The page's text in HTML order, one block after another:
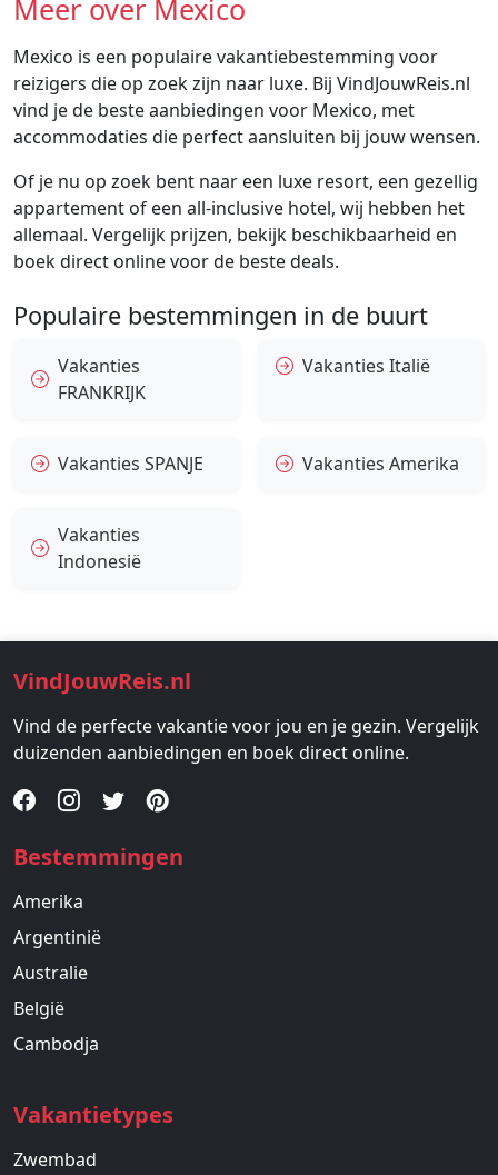
Meer over Mexico
Mexico is een populaire vakantiebestemming voor
reizigers die op zoek zijn naar luxe. Bij VindJouwReis.nl
vind je de beste aanbiedingen voor Mexico, met
accommodaties die perfect aansluiten bij jouw wensen.
Of je nu op zoek bent naar een luxe resort, een gezellig
appartement of een all-inclusive hotel, wij hebben het
allemaal. Vergelijk prijzen, bekijk beschikbaarheid en
boek direct online voor de beste deals.
Populaire bestemmingen in de buurt
Vakanties
FRANKRIJK
Vakanties Italië
Vakanties SPANJE Vakanties Amerika
Vakanties
Indonesië
VindJouwReis.nl
Vind de perfecte vakantie voor jou en je gezin. Vergelijk
duizenden aanbiedingen en boek direct online.
Bestemmingen
Amerika
Argentinië
Australie
België
Cambodja
Vakantietypes
Zwembad